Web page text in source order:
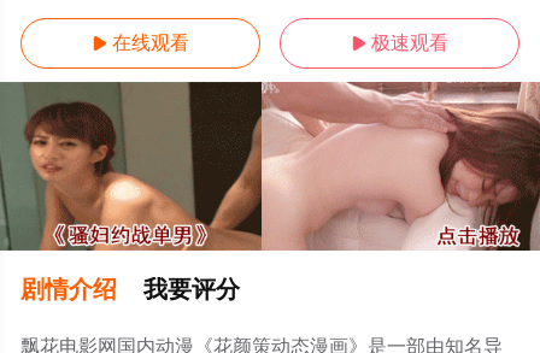
 在线观看  极速观看
剧情介绍 我要评分
飘花电影网国内动漫《花颜策动态漫画》是一部由知名导